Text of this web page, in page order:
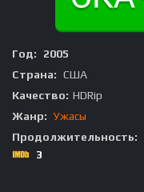
Год:
2005
Страна: США
Качество: HDRip
Жанр: Ужасы
Продолжительность:
3